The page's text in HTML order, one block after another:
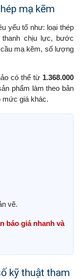
mạ kẽm
yếu tố như: loại thép
chịu lực, bước
mạ kẽm, số lượng
có thể từ 1.368.000
phẩm làm theo bản
mức giá khác.
vẽ.
báo giá nhanh và
kỹ thuật tham